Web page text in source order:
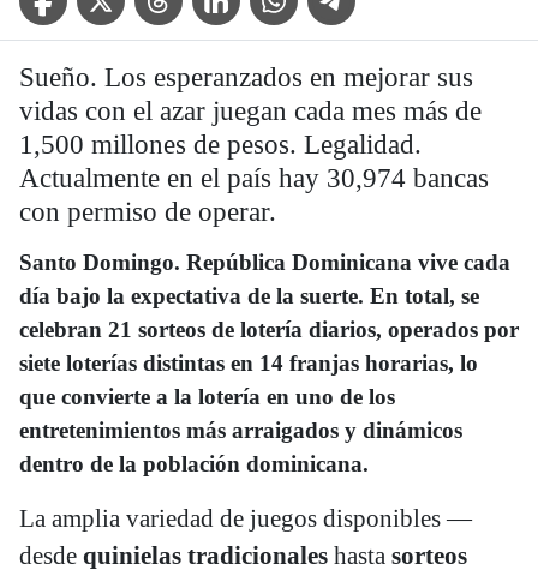
Sueño. Los esperanzados en mejorar sus
vidas con el azar juegan cada mes más de
1,500 millones de pesos. Legalidad.
Actualmente en el país hay 30,974 bancas
con permiso de operar.
Santo Domingo. República Dominicana vive cada
día bajo la expectativa de la suerte. En total, se
celebran 21 sorteos de lotería diarios, operados por
siete loterías distintas en 14 franjas horarias, lo
que convierte a la lotería en uno de los
entretenimientos más arraigados y dinámicos
dentro de la población dominicana.
La amplia variedad de juegos disponibles —
desde quinielas tradicionales hasta sorteos